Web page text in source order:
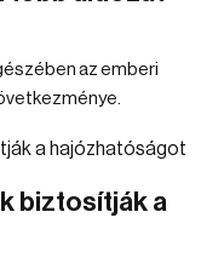
az emberi
biztosítják a